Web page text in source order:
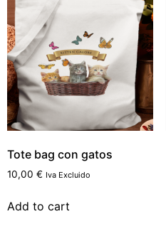
Tote bag con gatos
10,00 € Iva Excluido
Add to cart